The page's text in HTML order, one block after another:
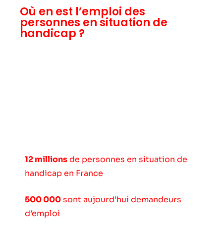
Où en est l’emploi des
personnes en situation de
handicap ?
12 millionsde personnes en situation de
handicap en France
500 000sont aujourd’hui demandeurs
d’emploi